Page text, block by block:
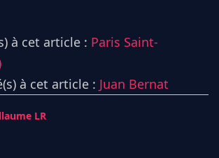
à cet article : Paris Saint-
à cet article : Juan Bernat
LR